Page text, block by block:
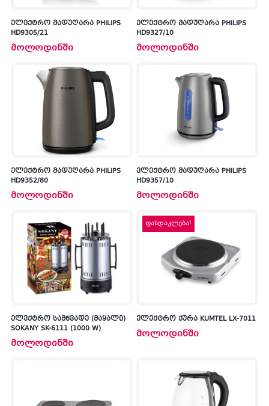
ელექტრო მადუღარა PHILIPS
HD9305/21
მოლოდინში
ელექტრო მადუღარა PHILIPS
HD9327/10
მოლოდინში
ელექტრო მადუღარა PHILIPS
HD9352/80
მოლოდინში
ელექტრო მადუღარა PHILIPS
HD9357/10
მოლოდინში
ელექტრო სამწვადე (მაყალი)
SOKANY SK-6111 (1000 W)
მოლოდინში
ფასდაკლება!
ელექტრო ქურა KUMTEL LX-7011
მოლოდინში